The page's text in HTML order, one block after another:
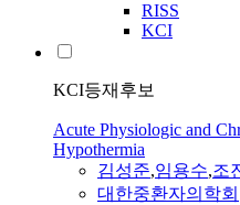
RISS
KCI
KCI등재후보
Acute Physiologic and
Hypothermia
김성준,임용수,조
대한중환자의학회